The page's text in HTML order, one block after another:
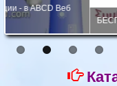
БЕСПЛАТНЫЕ Услуги и